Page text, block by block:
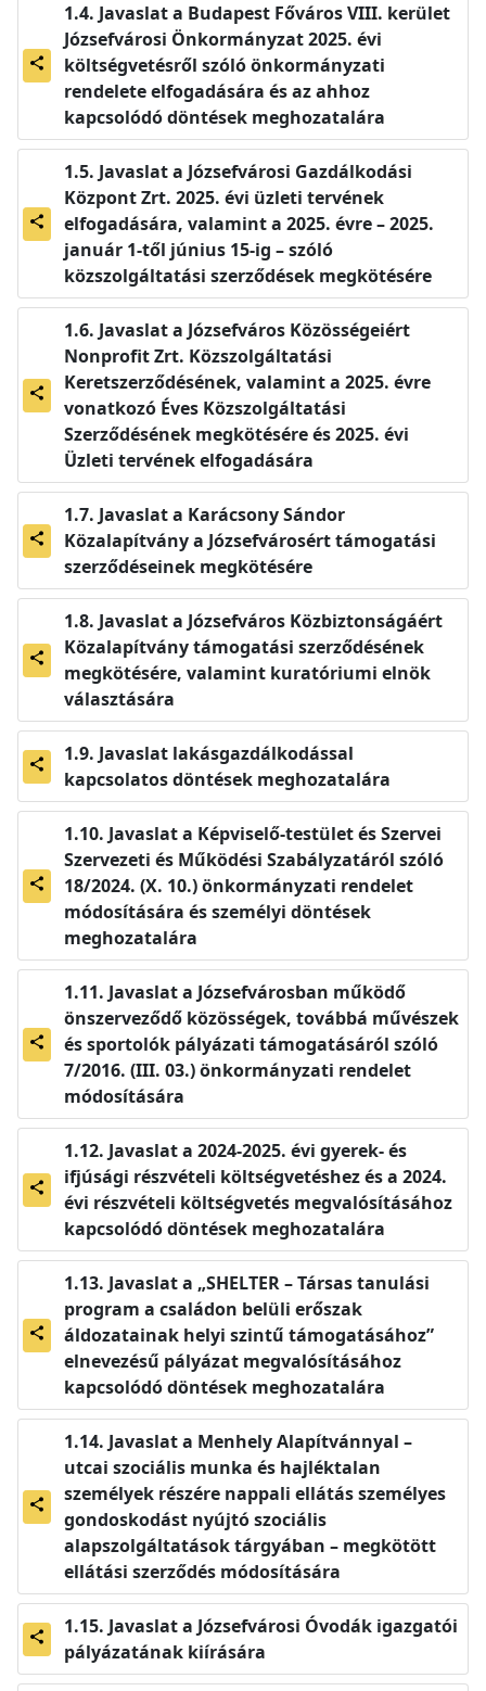
share
Javaslat a Budapest Főváros VIII. kerület
Józsefvárosi Önkormányzat 2025. évi
költségvetésről szóló önkormányzati
rendelete elfogadására és az ahhoz
kapcsolódó döntések meghozatalára
share
Javaslat a Józsefvárosi Gazdálkodási
Központ Zrt. 2025. évi üzleti tervének
elfogadására, valamint a 2025. évre – 2025.
január 1-től június 15-ig – szóló
közszolgáltatási szerződések megkötésére
share
Javaslat a Józsefváros Közösségeiért
Nonprofit Zrt. Közszolgáltatási
Keretszerződésének, valamint a 2025. évre
vonatkozó Éves Közszolgáltatási
Szerződésének megkötésére és 2025. évi
Üzleti tervének elfogadására
share
Javaslat a Karácsony Sándor
Közalapítvány a Józsefvárosért támogatási
szerződéseinek megkötésére
share
Javaslat a Józsefváros Közbiztonságáért
Közalapítvány támogatási szerződésének
megkötésére, valamint kuratóriumi elnök
választására
share
Javaslat lakásgazdálkodással
kapcsolatos döntések meghozatalára
share
Javaslat a Képviselő-testület és Szervei
Szervezeti és Működési Szabályzatáról szóló
18/2024. (X. 10.) önkormányzati rendelet
módosítására és személyi döntések
meghozatalára
share
Javaslat a Józsefvárosban működő
önszerveződő közösségek, továbbá művészek
és sportolók pályázati támogatásáról szóló
7/2016. (III. 03.) önkormányzati rendelet
módosítására
share
Javaslat a 2024-2025. évi gyerek- és
ifjúsági részvételi költségvetéshez és a 2024.
évi részvételi költségvetés megvalósításához
kapcsolódó döntések meghozatalára
share
Javaslat a „SHELTER – Társas tanulási
program a családon belüli erőszak
áldozatainak helyi szintű támogatásához”
elnevezésű pályázat megvalósításához
kapcsolódó döntések meghozatalára
share
Javaslat a Menhely Alapítvánnyal –
utcai szociális munka és hajléktalan
személyek részére nappali ellátás személyes
gondoskodást nyújtó szociális
alapszolgáltatások tárgyában – megkötött
ellátási szerződés módosítására
share
Javaslat a Józsefvárosi Óvodák igazgatói
pályázatának kiírására